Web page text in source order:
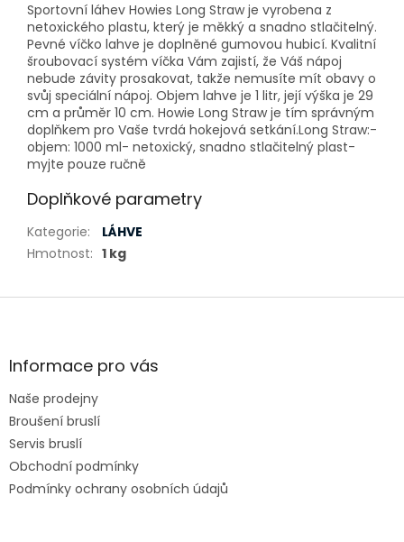
Sportovní láhev Howies Long Straw je vyrobena z
netoxického plastu, který je měkký a snadno stlačitelný.
Pevné víčko lahve je doplněné gumovou hubicí. Kvalitní
šroubovací systém víčka Vám zajistí, že Váš nápoj
nebude závity prosakovat, takže nemusíte mít obavy o
svůj speciální nápoj. Objem lahve je 1 litr, její výška je 29
cm a průměr 10 cm. Howie Long Straw je tím správným
doplňkem pro Vaše tvrdá hokejová setkání.Long Straw:-
objem: 1000 ml- netoxický, snadno stlačitelný plast-
myjte pouze ručně
Doplňkové parametry
Kategorie:
LÁHVE
Hmotnost: 1 kg
Z
aInformace pro vás
Naše prodejny
Broušení bruslí
Servis bruslí
Obchodní podmínky
Podmínky ochrany osobních údajů